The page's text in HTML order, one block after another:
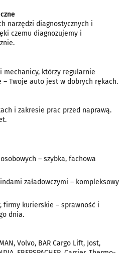
narzędzi diagnostycznych i
czemu diagnozujemy i
mechanicy, którzy regularnie
Twoje auto jest w dobrych rękach.
i zakresie prac przed naprawą.
– szybka, fachowa
załadowczymi – kompleksowy
firmy kurierskie – sprawność i
dnia.
Volvo, BAR Cargo Lift, Jost,